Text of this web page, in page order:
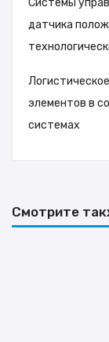
датчика
элементов в
системах
Смотрите